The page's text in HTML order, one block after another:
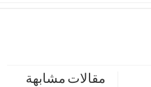
مقالات مشابهة